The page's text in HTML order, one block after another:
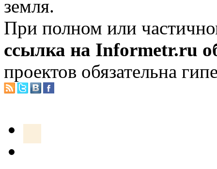
земля.
При полном или
ссылка на Informetr.ru
проектов обязательна